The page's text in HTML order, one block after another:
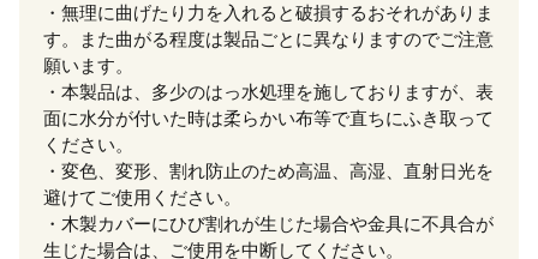
・無理に曲げたり力を入れると破損するおそれがありま
す。また曲がる程度は製品ごとに異なりますのでご注意
願います。
・本製品は、多少のはっ水処理を施しておりますが、表
面に水分が付いた時は柔らかい布等で直ちにふき取って
ください。
・変色、変形、割れ防止のため高温、高湿、直射日光を
避けてご使用ください。
・木製カバーにひび割れが生じた場合や金具に不具合が
生じた場合は、ご使用を中断してください。